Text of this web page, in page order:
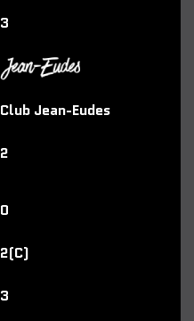
3
Club Jean-Eudes
2
0
2(C)
3